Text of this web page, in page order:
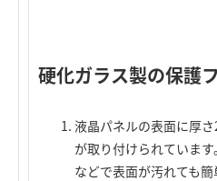
硬化ガラス製の保護
液晶パネルの表面に厚
が取り付けられていま
などで表面が汚れても簡